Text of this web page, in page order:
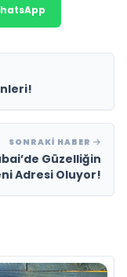
SONRAKI HABER
Güzelliğin
Adresi Oluyor!